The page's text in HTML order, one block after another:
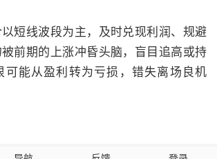
短线波段为主，及时兑现利润、规避
前期的上涨冲昏头脑，盲目追高或持
可能从盈利转为亏损，错失离场良机